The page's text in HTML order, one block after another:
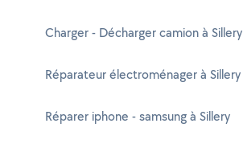
Charger - Décharger camion à Sillery
Réparateur électroménager à Sillery
Réparer iphone - samsung à Sillery